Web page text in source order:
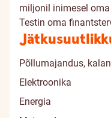
miljonil inimesel
Testin oma
Põllumajandus,
Elektroonika
Energia